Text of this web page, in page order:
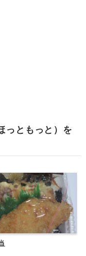
っともっと）を